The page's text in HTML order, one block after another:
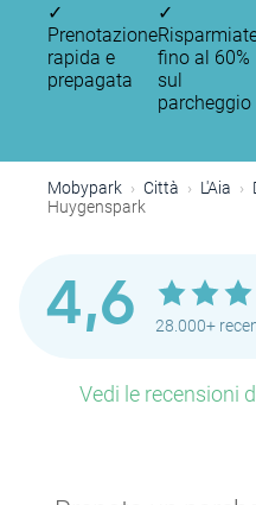
✓
Prenotazione
rapida e
prepagata
✓
fino al 60%
sul
parcheggio
Mobypark Città L'Aia
Huygenspark
4,6 28.000+
Vedi le recensioni